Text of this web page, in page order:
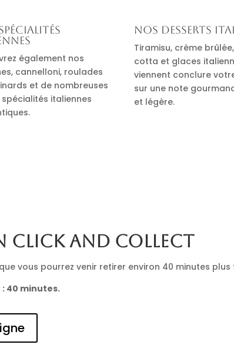
également nos
cannelloni, roulades
et de nombreuses
italiennes
Nos desserts
Tiramisu, crème
cotta et glaces
viennent conclure
sur une note
et légère.
click and collect
vous pourrez venir retirer environ 40 minutes plus
40 minutes.